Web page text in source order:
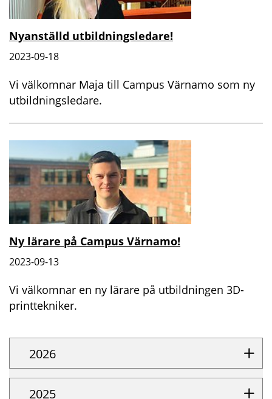
Nyanställd utbildningsledare!
2023-09-18
Vi välkomnar Maja till Campus Värnamo som ny
utbildningsledare.
Ny lärare på Campus Värnamo!
2023-09-13
Vi välkomnar en ny lärare på utbildningen 3D-
printtekniker.
2026
2025